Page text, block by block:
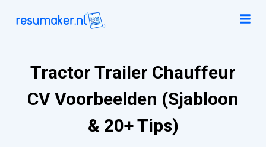
Tractor Trailer Chauffeur
CV Voorbeelden (Sjabloon
& 20+ Tips)